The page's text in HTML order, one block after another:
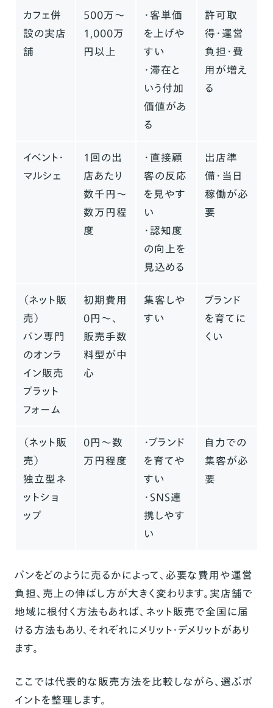
カフェ併
設の実店
舗
500万〜
1,000万
円以上
・客単価
を上げや
すい
・滞在と
いう付加
価値があ
る
許可取
得・運営
負担・費
用が増え
る
イベント・
マルシェ
1回の出
店あたり
数千円〜
数万円程
度
・直接顧
客の反応
を見やす
い
・認知度
の向上を
見込める
出店準
備・当日
稼働が必
要
（ネット販
売）
パン専門
のオンラ
イン販売
プラット
フォーム
初期費用
0円〜、
販売手数
料型が中
心
集客しや
すい
ブランド
を育てに
くい
（ネット販
売）
独立型ネ
ットショ
ップ
0円〜数
万円程度
・ブランド
を育てや
すい
・SNS連
携しやす
い
自力での
集客が必
要
パンをどのように売るかによって、必要な費用や運営
負担、売上の伸ばし方が大きく変わります。実店舗で
地域に根付く方法もあれば、ネット販売で全国に届
ける方法もあり、それぞれにメリット・デメリットがあり
ます。
ここでは代表的な販売方法を比較しながら、選ぶポ
イントを整理します。